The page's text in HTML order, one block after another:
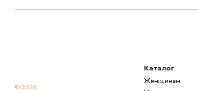
© 2026
Каталог
Женщинам